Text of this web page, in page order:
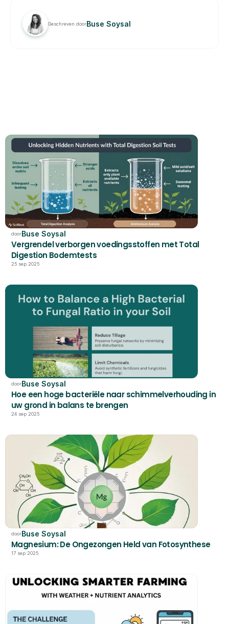
Geschreven doorBuse Soysal
doorBuse Soysal
Vergrendel verborgen voedingsstoffen met Total
Digestion Bodemtests
25 sep 2025
doorBuse Soysal
Hoe een hoge bacteriële naar schimmelverhouding in
uw grond in balans te brengen
24 sep 2025
doorBuse Soysal
Magnesium: De Ongezongen Held van Fotosynthese
17 sep 2025